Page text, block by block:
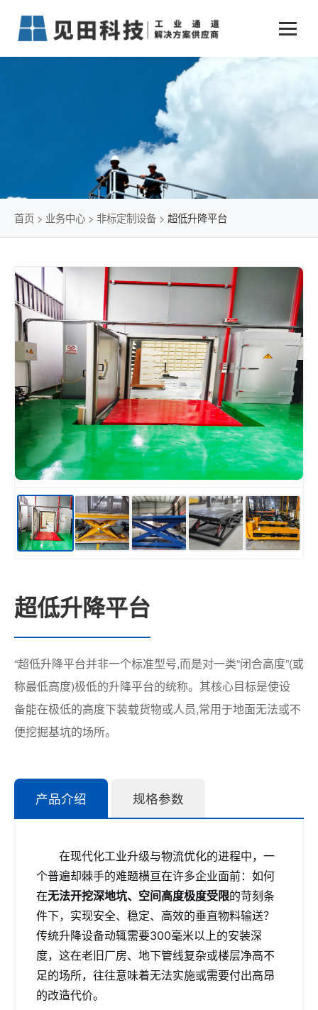
业务中心
仓储物流通道解决方案
智能立体库解决方案
简易升降机解决方案
新闻动态 +
传统仓储物流
石油化工行业
冷链行业
发展历程
联系我们
首页 > 业务中心 > 非标定制设备 > 超低升降平台
超低升降平台
“超低升降平台并非一个标准型号,而是对一类“闭合高度”(或
称最低高度)极低的升降平台的统称。其核心目标是使设
备能在极低的高度下装载货物或人员,常用于地面无法或不
便挖掘基坑的场所。
产品介绍 规格参数
在现代化工业升级与物流优化的进程中，一
个普遍却棘手的难题横亘在许多企业面前：如何
在无法开挖深地坑、空间高度极度受限的苛刻条
件下，实现安全、稳定、高效的垂直物料输送？
传统升降设备动辄需要300毫米以上的安装深
度，这在老旧厂房、地下管线复杂或楼层净高不
足的场所，往往意味着无法实施或需要付出高昂
的改造代价。